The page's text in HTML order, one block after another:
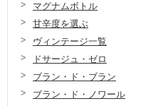
マグナムボトル
甘辛度を選ぶ
ヴィンテージ一覧
ドサージュ・ゼロ
ブラン・ド・ブラン
ブラン・ド・ノワール